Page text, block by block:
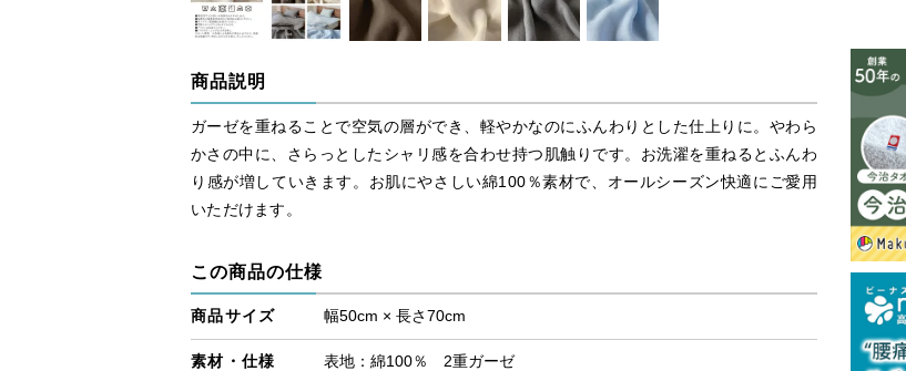
商品説明
ガーゼを重ねることで空気の層ができ、軽やかなのにふんわりとした仕上りに。やわら
かさの中に、さらっとしたシャリ感を合わせ持つ肌触りです。お洗濯を重ねるとふんわ
り感が増していきます。お肌にやさしい綿100％素材で、オールシーズン快適にご愛用
いただけます。
この商品の仕様
商品サイズ 幅50cm × 長さ70cm
素材・仕様
表地：綿100％ 2重ガーゼ